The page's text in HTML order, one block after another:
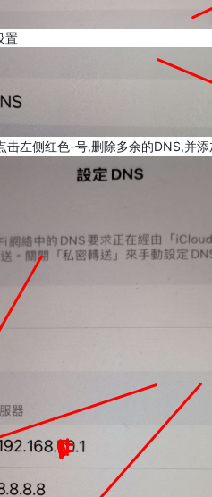
置
击左侧红色-号,删除多余的DNS,并